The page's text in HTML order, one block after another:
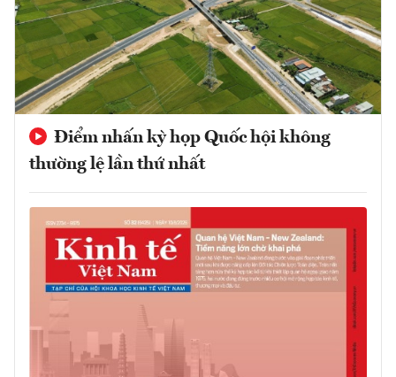
Điểm nhấn kỳ họp Quốc hội không
thường lệ lần thứ nhất